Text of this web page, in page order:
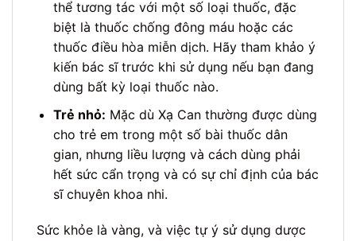
thể tương tác với một số loại thuốc, đặc
biệt là thuốc chống đông máu hoặc các
thuốc điều hòa miễn dịch. Hãy tham khảo ý
kiến bác sĩ trước khi sử dụng nếu bạn đang
dùng bất kỳ loại thuốc nào.
Trẻ nhỏ: Mặc dù Xạ Can thường được dùng
cho trẻ em trong một số bài thuốc dân
gian, nhưng liều lượng và cách dùng phải
hết sức cẩn trọng và có sự chỉ định của bác
sĩ chuyên khoa nhi.
Sức khỏe là vàng, và việc tự ý sử dụng dược